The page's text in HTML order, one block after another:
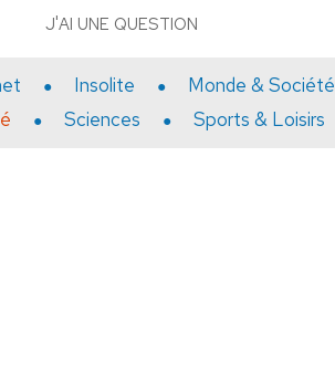
J'AI UNE QUESTION
Insolite Monde & Société
Sciences Sports & Loisirs